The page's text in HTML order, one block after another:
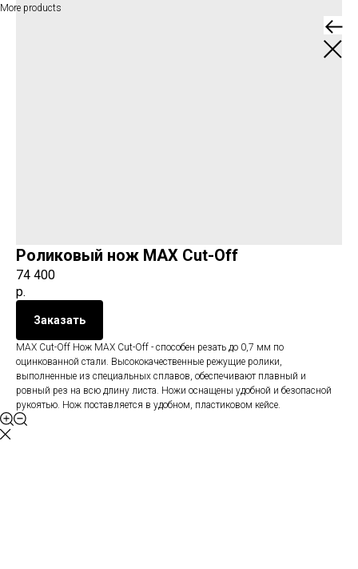
More products
Роликовый нож MAX Cut-Off
74 400
р.
Заказать
MAX Cut-Off Нож MAX Cut-Off - способен резать до 0,7 мм по
оцинкованной стали. Высококачественные режущие ролики,
выполненные из специальных сплавов, обеспечивают плавный и
ровный рез на всю длину листа. Ножи оснащены удобной и безопасной
рукоятью. Нож поставляется в удобном, пластиковом кейсе.